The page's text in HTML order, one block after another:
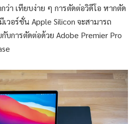
ว่า เทียบง่าย ๆ การตัดต่อวิดีโอ หากตัด
วอร์ชั่น Apple Silicon จะสามารถ
บการตัดต่อด้วย Adobe Premier Pro